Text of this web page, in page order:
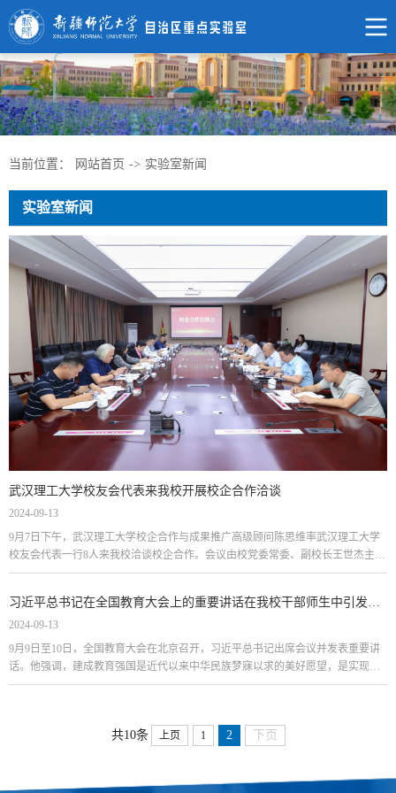
当前位置： 网站首页 -> 实验室新闻
实验室新闻
武汉理工大学校友会代表来我校开展校企合作洽谈
2024-09-13
9月7日下午，武汉理工大学校企合作与成果推广高级顾问陈思维率武汉理工大学
校友会代表一行8人来我校洽谈校企合作。会议由校党委常委、副校长王世杰主
持。校友会、发展规划处、信息管理中心、图书馆负责人参加座谈。洽谈会现场
2024-09-13
9月9日至10日，全国教育大会在北京召开，习近平总书记出席会议并发表重要讲
话。他强调，建成教育强国是近代以来中华民族梦寐以求的美好愿望，是实现以
中国式现代化全面推进强国建设、民族复兴伟业的先导任务、坚实基础、...
共10条 上页 1 2 下页